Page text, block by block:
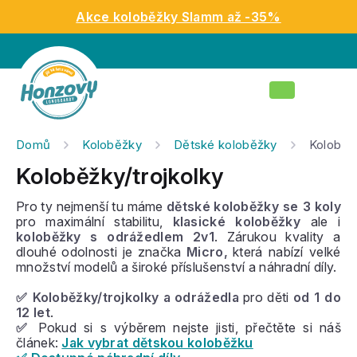
obsah
Akce koloběžky Slamm až -35%
Nákupní
Domů Koloběžky Dětské koloběžky
Koloběžky/trojkolky
Pro ty nejmenší tu máme dětské koloběžky se 3 koly
pro maximální stabilitu, klasické koloběžkyale i
koloběžky s odrážedlem 2v1. Zárukou kvality a
dlouhé odolnosti je značka Micro,která nabízí velké
množství modelů a široké příslušenství a náhradní díly.
✅ Koloběžky/trojkolky a odrážedla pro děti od 1 do
12 let.
✅ Pokud si s výběrem nejste jisti, přečtěte si náš
článek: Jak vybrat dětskou koloběžku